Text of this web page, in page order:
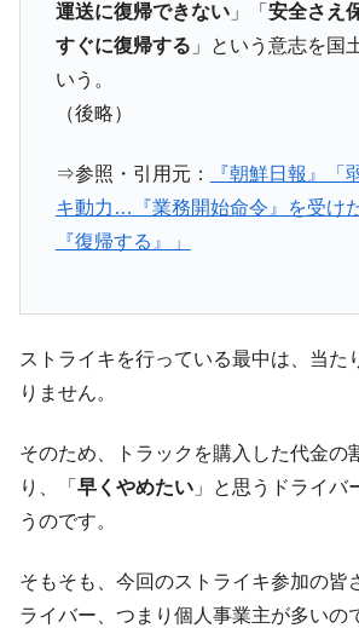
運送に復帰できない」「 安全さえ
すぐに復帰する 」という意志を国
いう。
（後略）
⇒参照・引用元：
『朝鮮日報』「
キ動力…『業務開始命令』を受け
『復帰する』」
ストライキを行っている最中は、当た
りません。
そのため、トラックを購入した代金の
り、「 早くやめたい 」と思うドライバ
うのです。
そもそも、今回のストライキ参加の皆
ライバー、つまり個人事業主が多いの